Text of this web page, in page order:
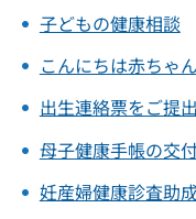
子どもの健康相談
こんにちは赤ちゃ
出生連絡票をご提
母子健康手帳の交
妊産婦健康診査助